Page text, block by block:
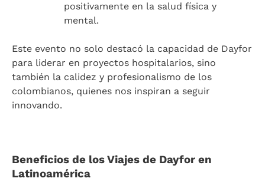
positivamente en la salud física y
mental.
Este evento no solo destacó la capacidad de Dayfor
para liderar en proyectos hospitalarios, sino
también la calidez y profesionalismo de los
colombianos, quienes nos inspiran a seguir
innovando.
Beneficios de los Viajes de Dayfor en
Latinoamérica